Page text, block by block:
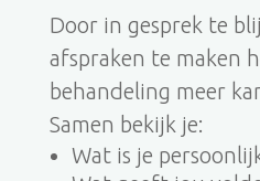
Door in gesprek te
afspraken te maken
behandeling meer
Samen bekijk je:
Wat is je